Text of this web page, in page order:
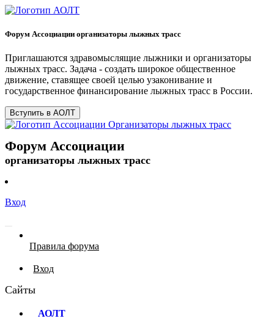
Форум Ассоциации организаторы лыжных трасс
Приглашаются здравомыслящие лыжники и организаторы
лыжных трасс. Задача - создать широкое общественное
движение, ставящее своей целью узаконивание и
государственное финансирование лыжных трасс в России.
Вступить в АОЛТ
Форум Ассоциации
организаторы лыжных трасс
Вход
Правила форума
Вход
Сайты
АОЛТ